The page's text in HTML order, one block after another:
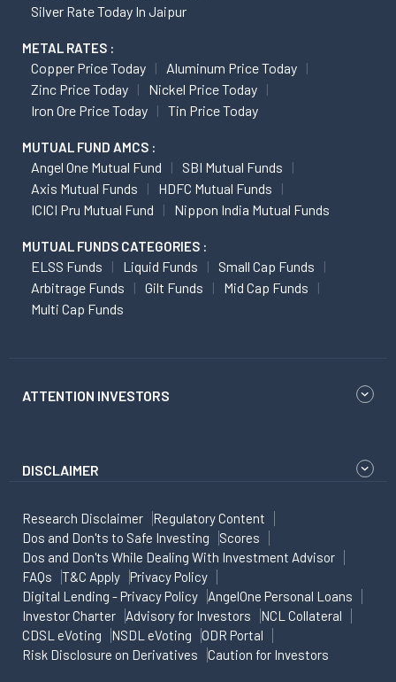
Silver Rate Today In Jaipur
METAL RATES :
Copper Price Today
Aluminum Price Today
Zinc Price Today
Nickel Price Today
Iron Ore Price Today
Tin Price Today
MUTUAL FUND AMCS :
Angel One Mutual Fund
SBI Mutual Funds
Axis Mutual Funds
HDFC Mutual Funds
ICICI Pru Mutual Fund
Nippon India Mutual Funds
MUTUAL FUNDS CATEGORIES :
ELSS Funds Liquid Funds
Small Cap Funds
Arbitrage Funds
Gilt Funds
Mid Cap Funds
Multi Cap Funds
ATTENTION INVESTORS
DISCLAIMER
Research Disclaimer
Regulatory Content
Dos and Don'ts to Safe Investing
Scores
Dos and Don'ts While Dealing With Investment Advisor
FAQs
T&C Apply
Privacy Policy
Digital Lending - Privacy Policy
AngelOne Personal Loans
Investor Charter
Advisory for Investors
NCL Collateral
CDSL eVoting
NSDL eVoting
ODR Portal
Risk Disclosure on Derivatives
Caution for Investors